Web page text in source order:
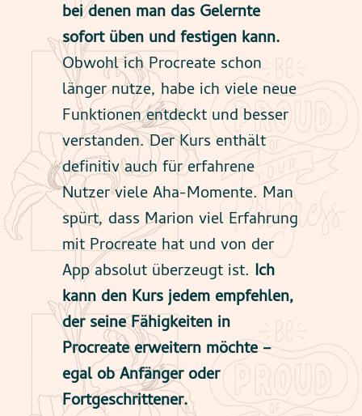
bei denen man das Gelernte
sofort üben und festigen kann.
Obwohl ich Procreate schon
länger nutze, habe ich viele neue
Funktionen entdeckt und besser
verstanden. Der Kurs enthält
definitiv auch für erfahrene
Nutzer viele Aha-Momente. Man
spürt, dass Marion viel Erfahrung
mit Procreate hat und von der
App absolut überzeugt ist. Ich
kann den Kurs jedem empfehlen,
der seine Fähigkeiten in
Procreate erweitern möchte –
egal ob Anfänger oder
Fortgeschrittener.